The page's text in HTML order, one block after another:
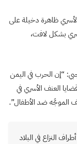
ظاهرة دخيلة على
بشكل لافت،
“إن الحرب في اليمن
العنف الأسري في
الموجَّه ضد الأطفال”.
النزاع في البلاد